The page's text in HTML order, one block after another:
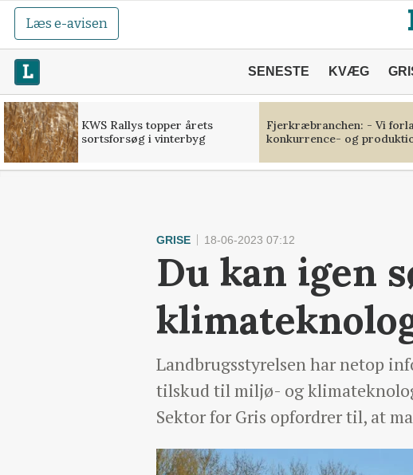
Læs e-avisen
SENESTE KVÆG
KWS Rallys topper årets
sortsforsøg i vinterbyg
Fjerkræbranchen: - Vi
konkurrence- og
GRISE 18-06-2023 07:12
Du kan igen
Landbrugsstyrelsen har netop
tilskud til miljø- og
Sektor for Gris opfordrer til, at